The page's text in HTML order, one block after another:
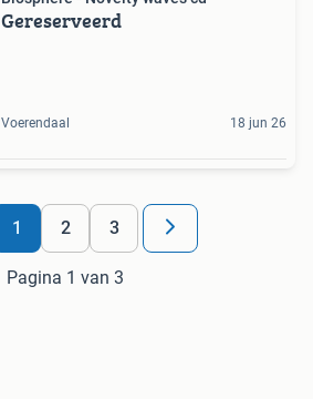
Gereserveerd
Voerendaal 18 jun 26
1 2 3
Pagina 1 van 3